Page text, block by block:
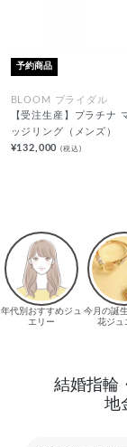
予約商品
BLOOM ブライダル
【受注生産】プラチナ
ッジリング（メンズ）
¥132,000(税込)
結婚指輪
地